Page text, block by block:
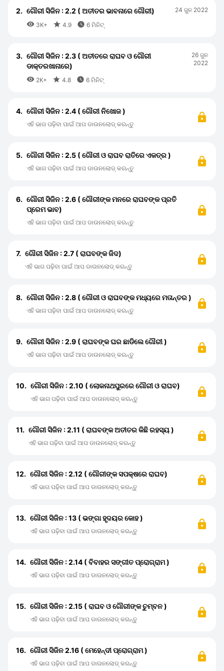
2. ଗୌରୀ ସିଜିନ : 2.2 ( ଅତୀତର ଭାବନାରେ ଗୌରୀ)
 3K+  4.9  6 ମିନିଟ୍
24 ଜୁନ 2022
3. ଗୌରୀ ସିଜିନ : 2.3 ( ଅତୀତରେ ରାଘବ ଓ ଗୌରୀ
ଡାକ୍ତରଖାନାରେ)
 2K+  4.8  6 ମିନିଟ୍
26 ଜୁନ
2022
4. ଗୌରୀ ସିଜିନ : 2.4 ( ଗୌରୀ ନିଖୋଜ )
ଏହି ଭାଗ ପଢ଼ିବା ପାଇଁ ଆପ ଡାଉନଲୋଡ୍ କରନ୍ତୁ
5. ଗୌରୀ ସିଜିନ : 2.5 ( ଗୌରୀ ଓ ରାଘବ ରାତିରେ ଏକତ୍ର )
ଏହି ଭାଗ ପଢ଼ିବା ପାଇଁ ଆପ ଡାଉନଲୋଡ୍ କରନ୍ତୁ
6. ଗୌରୀ ସିଜିନ : 2.6 ( ଗୌରୀଙ୍କ ମନରେ ରାଘବଙ୍କ ପ୍ରତି
ପ୍ରେମ ଭାବ)
ଏହି ଭାଗ ପଢ଼ିବା ପାଇଁ ଆପ ଡାଉନଲୋଡ୍ କରନ୍ତୁ
7. ଗୌରୀ ସିଜିନ : 2.7 ( ରାଘବଙ୍କ ଜିଦ)
ଏହି ଭାଗ ପଢ଼ିବା ପାଇଁ ଆପ ଡାଉନଲୋଡ୍ କରନ୍ତୁ
8. ଗୌରୀ ସିଜିନ : 2.8 ( ଗୌରୀ ଓ ରାଘବଙ୍କ ମଧ୍ୟରେ ମତାନ୍ତର )
ଏହି ଭାଗ ପଢ଼ିବା ପାଇଁ ଆପ ଡାଉନଲୋଡ୍ କରନ୍ତୁ
9. ଗୌରୀ ସିଜିନ : 2.9 ( ରାଘବଙ୍କ ଘର ଛାଡିଲେ ଗୌରୀ )
ଏହି ଭାଗ ପଢ଼ିବା ପାଇଁ ଆପ ଡାଉନଲୋଡ୍ କରନ୍ତୁ
10. ଗୌରୀ ସିଜିନ : 2.10 ( ଲୋକନାଥପୁରରେ ଗୌରୀ ଓ ରାଘବ)
ଏହି ଭାଗ ପଢ଼ିବା ପାଇଁ ଆପ ଡାଉନଲୋଡ୍ କରନ୍ତୁ
11. ଗୌରୀ ସିଜିନ : 2.11 ( ରାଘବଙ୍କ ଅତୀତର କିଛି ରହସ୍ୟ )
ଏହି ଭାଗ ପଢ଼ିବା ପାଇଁ ଆପ ଡାଉନଲୋଡ୍ କରନ୍ତୁ
12. ଗୌରୀ ସିଜିନ : 2.12 ( ଗୌରୀଙ୍କ ସପକ୍ଷରେ ରାଘବ)
ଏହି ଭାଗ ପଢ଼ିବା ପାଇଁ ଆପ ଡାଉନଲୋଡ୍ କରନ୍ତୁ
13. ଗୌରୀ ସିଜିନ : 13 ( ଭଙ୍ଗା ହୃଦୟର କୋହ )
ଏହି ଭାଗ ପଢ଼ିବା ପାଇଁ ଆପ ଡାଉନଲୋଡ୍ କରନ୍ତୁ
14. ଗୌରୀ ସିଜିନ : 2.14 ( ବିବାହର ସଙ୍ଗୀତ ପ୍ରୋଗ୍ରାମ )
ଏହି ଭାଗ ପଢ଼ିବା ପାଇଁ ଆପ ଡାଉନଲୋଡ୍ କରନ୍ତୁ
15. ଗୌରୀ ସିଜିନ : 2.15 ( ରାଘବ ଓ ଗୌରୀଙ୍କ ଚୁମ୍ବନ )
ଏହି ଭାଗ ପଢ଼ିବା ପାଇଁ ଆପ ଡାଉନଲୋଡ୍ କରନ୍ତୁ
16. ଗୌରୀ ସିଜିନ 2.16 ( ମେହେନ୍ଦୀ ପ୍ରୋଗ୍ରାମ )
ଏହି ଭାଗ ପଢ଼ିବା ପାଇଁ ଆପ ଡାଉନଲୋଡ୍ କରନ୍ତୁ